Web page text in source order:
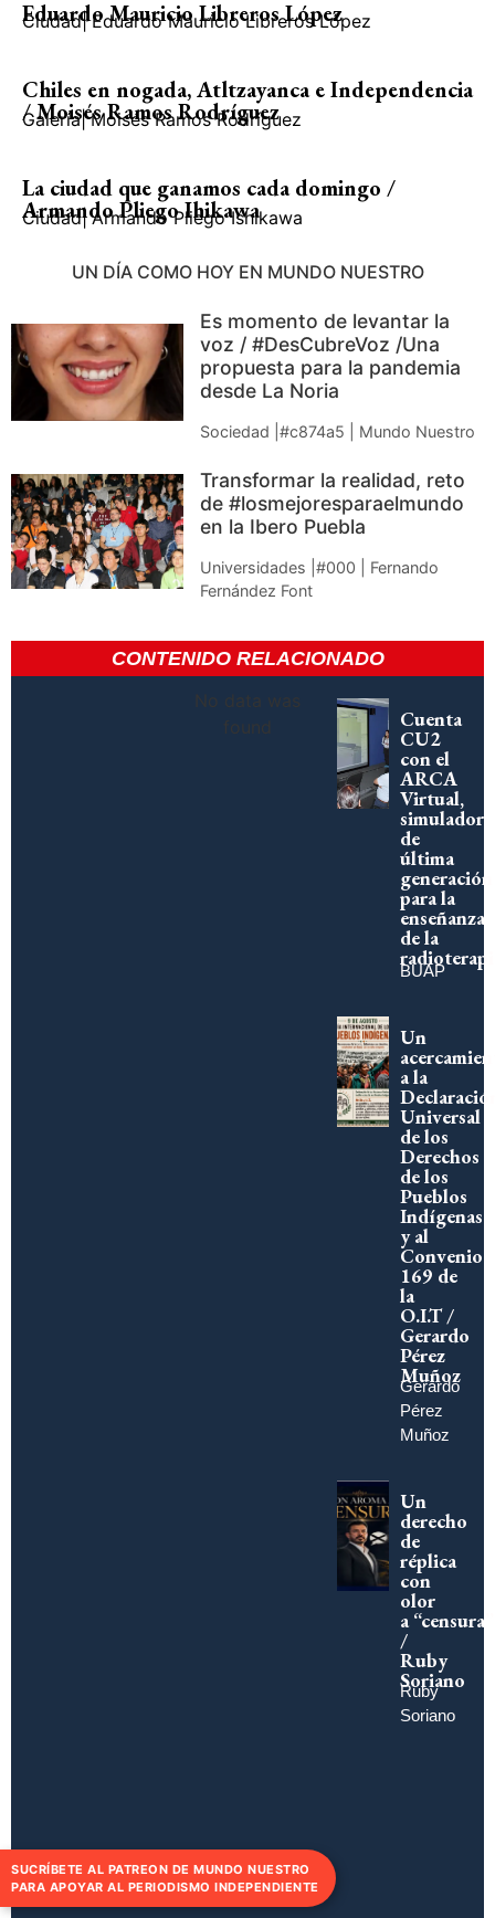
Eduardo Mauricio Libreros López
Ciudad| Eduardo Mauricio Libreros López
Chiles en nogada, Atltzayanca e Independencia
/ Moisés Ramos Rodríguez
Galería| Moisés Ramos Rodríguez
La ciudad que ganamos cada domingo /
Armando Pliego Ihikawa
Ciudad| Armando Pliego Ishikawa
UN DÍA COMO HOY EN MUNDO NUESTRO
Es momento de levantar la
voz / #DesCubreVoz /Una
propuesta para la pandemia
desde La Noria
Sociedad |#c874a5 | Mundo Nuestro
Transformar la realidad, reto
de #losmejoresparaelmundo
en la Ibero Puebla
Universidades |#000 | Fernando
Fernández Font
CONTENIDO RELACIONADO
No data was
found
Cuenta
CU2
con el
ARCA
Virtual,
simulador
de
última
generación
para la
enseñanza
de la
BUAP
Un
a la
Universal
de los
Derechos
de los
Pueblos
Indígenas
y al
Convenio
169 de
la
O.I.T /
Gerardo
Pérez
Muñoz
Gerardo
Pérez
Muñoz
Un
derecho
de
réplica
con
olor
a “censura”
/
Ruby
Soriano
Ruby
Soriano
SUCRÍBETE AL PATREON DE MUNDO NUESTRO
PARA APOYAR AL PERIODISMO INDEPENDIENTE